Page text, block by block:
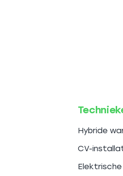
Hybride
CV-